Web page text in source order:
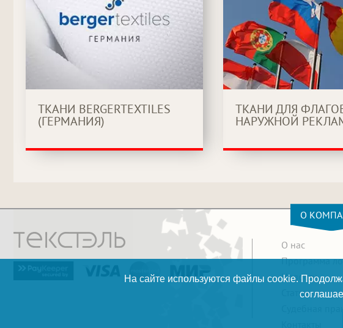
ТКАНИ BERGERTEXTILES
(ГЕРМАНИЯ)
ТКАНИ ДЛЯ
НАРУЖНОЙ
О
О нас
Программа
Новости
Статьи
Судебная
На сайте используются файлы cookie.